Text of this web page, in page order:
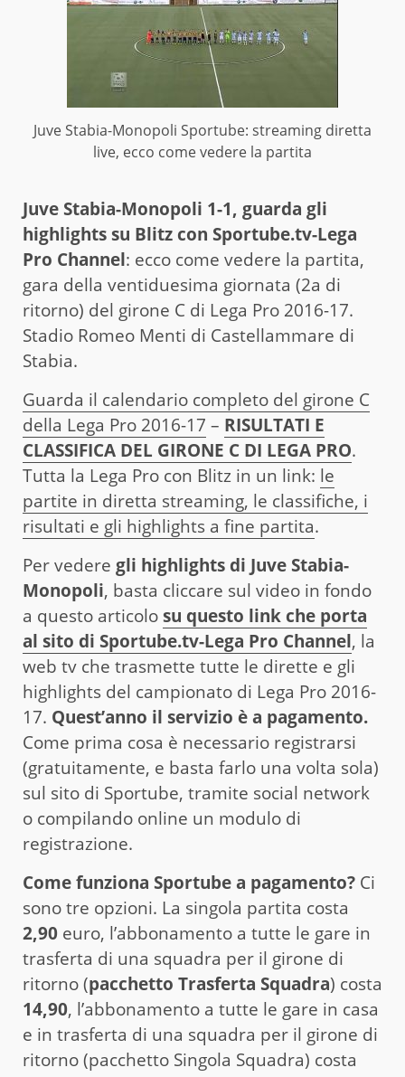
Juve Stabia-Monopoli Sportube: streaming diretta
live, ecco come vedere la partita
Juve Stabia-Monopoli 1-1, guarda gli
highlights su Blitz con Sportube.tv-Lega
Pro Channel: ecco come vedere la partita,
gara della ventiduesima giornata (2a di
ritorno) del girone C di Lega Pro 2016-17.
Stadio Romeo Menti di Castellammare di
Stabia.
Guarda il calendario completo del girone C
della Lega Pro 2016-17 – RISULTATI E
CLASSIFICA DEL GIRONE C DI LEGA PRO.
Tutta la Lega Pro con Blitz in un link: le
partite in diretta streaming, le classifiche, i
risultati e gli highlights a fine partita.
Per vedere gli highlights di Juve Stabia-
Monopoli, basta cliccare sul video in fondo
a questo articolo su questo link che porta
al sito di Sportube.tv-Lega Pro Channel, la
web tv che trasmette tutte le dirette e gli
highlights del campionato di Lega Pro 2016-
17. Quest’anno il servizio è a pagamento.
Come prima cosa è necessario registrarsi
(gratuitamente, e basta farlo una volta sola)
sul sito di Sportube, tramite social network
o compilando online un modulo di
registrazione.
Come funziona Sportube a pagamento? Ci
sono tre opzioni. La singola partita costa
2,90 euro, l’abbonamento a tutte le gare in
trasferta di una squadra per il girone di
ritorno (pacchetto Trasferta Squadra) costa
14,90, l’abbonamento a tutte le gare in casa
e in trasferta di una squadra per il girone di
ritorno (pacchetto Singola Squadra) costa